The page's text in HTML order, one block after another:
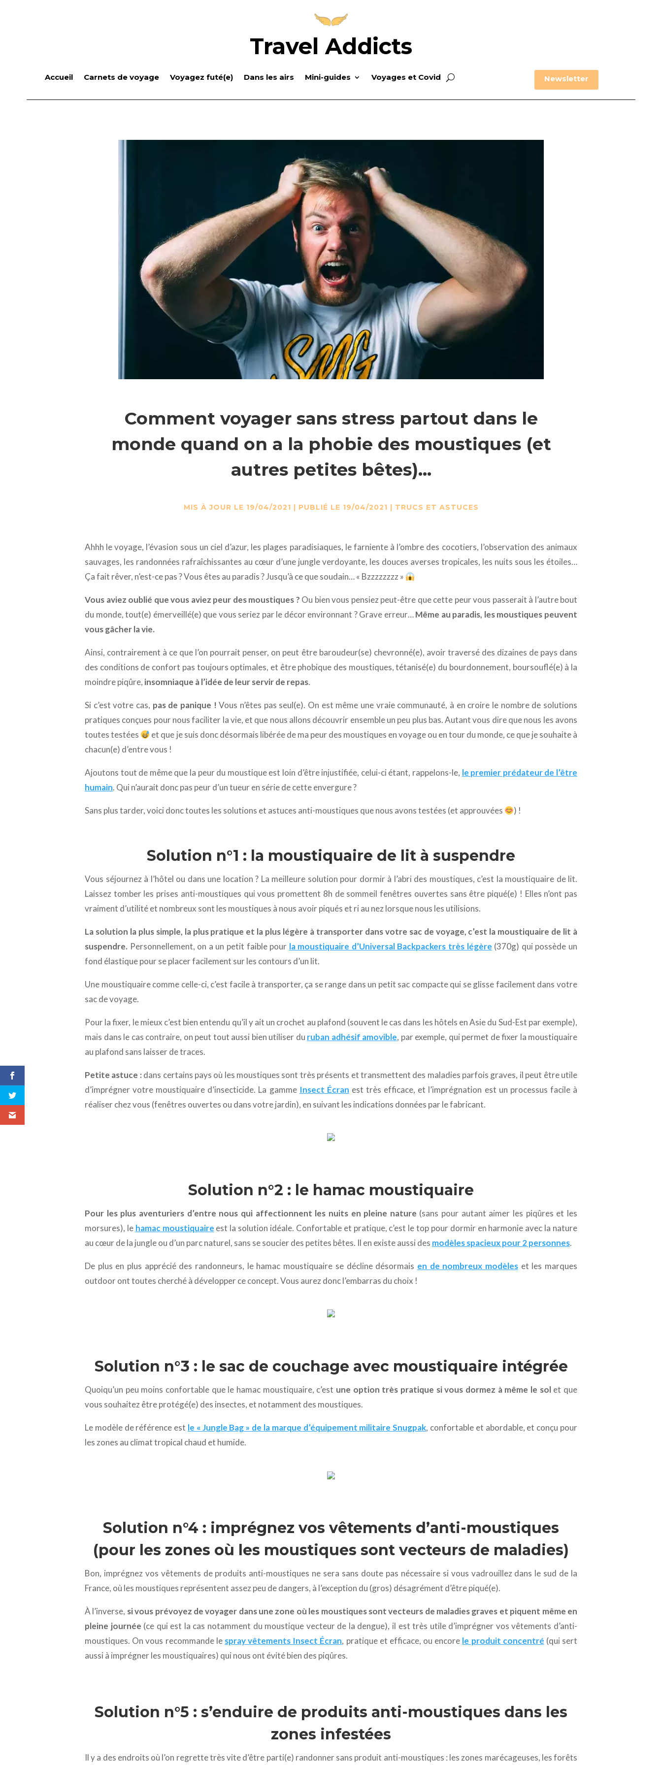
Travel Addicts
Accueil Carnets de voyage Voyagez futé(e) Dans les airs Mini-guides Voyages et Covid Newsletter
Comment voyager sans stress partout dans le
monde quand on a la phobie des moustiques (et
autres petites bêtes)…
MIS À JOUR LE 19/04/2021 | PUBLIÉ LE 19/04/2021 | TRUCS ET ASTUCES
Ahhh le voyage, l’évasion sous un ciel d’azur, les plages paradisiaques, le farniente à l’ombre des cocotiers, l’observation des animaux
sauvages, les randonnées rafraîchissantes au cœur d’une jungle verdoyante, les douces averses tropicales, les nuits sous les étoiles…
Ça fait rêver, n’est-ce pas ? Vous êtes au paradis ? Jusqu’à ce que soudain… « Bzzzzzzzz »
Vous aviez oublié que vous aviez peur des moustiques ? Ou bien vous pensiez peut-être que cette peur vous passerait à l’autre bout
du monde, tout(e) émerveillé(e) que vous seriez par le décor environnant ? Grave erreur…Même au paradis, les moustiques peuvent
vous gâcher la vie.
Ainsi, contrairement à ce que l’on pourrait penser, on peut être baroudeur(se) chevronné(e), avoir traversé des dizaines de pays dans
des conditions de confort pas toujours optimales, et être phobique des moustiques, tétanisé(e) du bourdonnement, boursouflé(e) à la
moindre piqûre, insomniaque à l’idée de leur servir de repas.
Si c’est votre cas, pas de panique ! Vous n’êtes pas seul(e). On est même une vraie communauté, à en croire le nombre de solutions
pratiques conçues pour nous faciliter la vie, et que nous allons découvrir ensemble un peu plus bas. Autant vous dire que nous les avons
toutes testées
et que je suis donc désormais libérée de ma peur des moustiques en voyage ou en tour du monde, ce que je souhaite à
chacun(e) d’entre vous !
Ajoutons tout de même que la peur du moustique est loin d’être injustifiée, celui-ci étant, rappelons-le, le premier prédateur de l’être
humain. Qui n’aurait donc pas peur d’un tueur en série de cette envergure ?
Sans plus tarder, voici donc toutes les solutions et astuces anti-moustiques que nous avons testées (et approuvées ) !
Solution n°1 : la moustiquaire de lit à suspendre
Vous séjournez à l’hôtel ou dans une location ? La meilleure solution pour dormir à l’abri des moustiques, c’est la moustiquaire de lit.
Laissez tomber les prises anti-moustiques qui vous promettent 8h de sommeil fenêtres ouvertes sans être piqué(e) ! Elles n’ont pas
vraiment d’utilité et nombreux sont les moustiques à nous avoir piqués et ri au nez lorsque nous les utilisions.
La solution la plus simple, la plus pratique et la plus légère à transporter dans votre sac de voyage, c’est la moustiquaire de lit à
suspendre. Personnellement, on a un petit faible pour la moustiquaire d’Universal Backpackers très légère (370g) qui possède un
fond élastique pour se placer facilement sur les contours d’un lit.
Une moustiquaire comme celle-ci, c’est facile à transporter, ça se range dans un petit sac compacte qui se glisse facilement dans votre
sac de voyage.
Pour la fixer, le mieux c’est bien entendu qu’il y ait un crochet au plafond (souvent le cas dans les hôtels en Asie du Sud-Est par exemple),
mais dans le cas contraire, on peut tout aussi bien utiliser du ruban adhésif amovible, par exemple, qui permet de fixer la moustiquaire
au plafond sans laisser de traces.
Petite astuce : dans certains pays où les moustiques sont très présents et transmettent des maladies parfois graves, il peut être utile
d’imprégner votre moustiquaire d’insecticide. La gamme Insect Écran est très efficace, et l’imprégnation est un processus facile à
réaliser chez vous (fenêtres ouvertes ou dans votre jardin), en suivant les indications données par le fabricant.
Solution n°2 : le hamac moustiquaire
Pour les plus aventuriers d’entre nous qui affectionnent les nuits en pleine nature (sans pour autant aimer les piqûres et les
morsures), le hamac moustiquaire est la solution idéale. Confortable et pratique, c’est le top pour dormir en harmonie avec la nature
au cœur de la jungle ou d’un parc naturel, sans se soucier des petites bêtes. Il en existe aussi des modèles spacieux pour 2 personnes.
De plus en plus apprécié des randonneurs, le hamac moustiquaire se décline désormais en de nombreux modèleset les marques
outdoor ont toutes cherché à développer ce concept. Vous aurez donc l’embarras du choix !
Solution n°3 : le sac de couchage avec moustiquaire intégrée
Quoiqu’un peu moins confortable que le hamac moustiquaire, c’est une option très pratique si vous dormez à même le solet que
vous souhaitez être protégé(e) des insectes, et notamment des moustiques.
Le modèle de référence est le « Jungle Bag » de la marque d’équipement militaire Snugpak, confortable et abordable, et conçu pour
les zones au climat tropical chaud et humide.
Solution n°4 : imprégnez vos vêtements d’anti-moustiques
(pour les zones où les moustiques sont vecteurs de maladies)
Bon, imprégnez vos vêtements de produits anti-moustiques ne sera sans doute pas nécessaire si vous vadrouillez dans le sud de la
France, où les moustiques représentent assez peu de dangers, à l’exception du (gros) désagrément d’être piqué(e).
À l’inverse, si vous prévoyez de voyager dans une zone où les moustiques sont vecteurs de maladies graves et piquent même en
pleine journée (ce qui est la cas notamment du moustique vecteur de la dengue), il est très utile d’imprégner vos vêtements d’anti-
moustiques. On vous recommande le spray vêtements Insect Écran, pratique et efficace, ou encore le produit concentré (qui sert
aussi à imprégner les moustiquaires) qui nous ont évité bien des piqûres.
Solution n°5 : s’enduire de produits anti-moustiques dans les
zones infestées
Il y a des endroits où l’on regrette très vite d’être parti(e) randonner sans produit anti-moustiques : les zones marécageuses, les forêts